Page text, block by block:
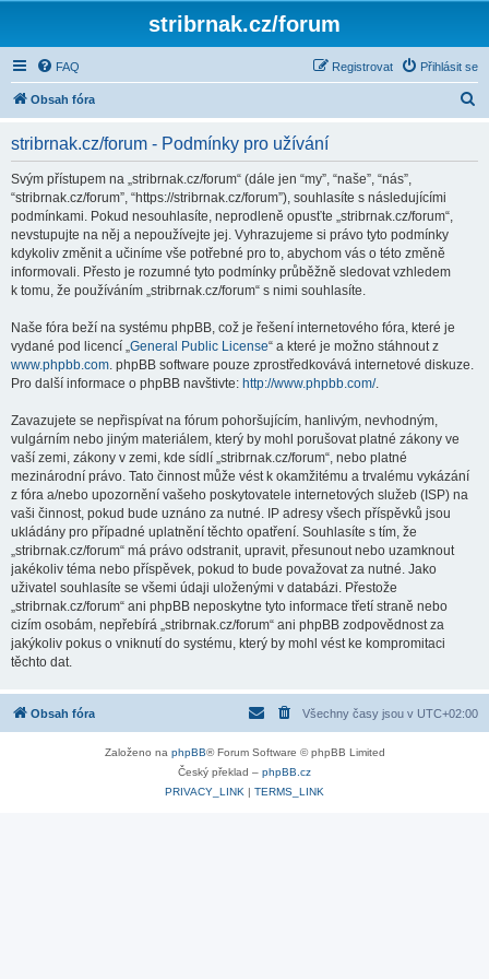
stribrnak.cz/forum
FAQ Přihlásit se
Registrovat
Obsah fóra
stribrnak.cz/forum - Podmínky pro užívání
Svým přístupem na „stribrnak.cz/forum“ (dále jen “my”, “naše”, “nás”,
“stribrnak.cz/forum”, “https://stribrnak.cz/forum”), souhlasíte s následujícími
podmínkami. Pokud nesouhlasíte, neprodleně opusťte „stribrnak.cz/forum“,
nevstupujte na něj a nepoužívejte jej. Vyhrazujeme si právo tyto podmínky
kdykoliv změnit a učiníme vše potřebné pro to, abychom vás o této změně
informovali. Přesto je rozumné tyto podmínky průběžně sledovat vzhledem
k tomu, že používáním „stribrnak.cz/forum“ s nimi souhlasíte.
Naše fóra beží na systému phpBB, což je řešení internetového fóra, které je
vydané pod licencí „General Public License“ a které je možno stáhnout z
www.phpbb.com. phpBB software pouze zprostředkovává internetové diskuze.
Pro další informace o phpBB navštivte: http://www.phpbb.com/.
Zavazujete se nepřispívat na fórum pohoršujícím, hanlivým, nevhodným,
vulgárním nebo jiným materiálem, který by mohl porušovat platné zákony ve
vaší zemi, zákony v zemi, kde sídlí „stribrnak.cz/forum“, nebo platné
mezinárodní právo. Tato činnost může vést k okamžitému a trvalému vykázání
z fóra a/nebo upozornění vašeho poskytovatele internetových služeb (ISP) na
vaši činnost, pokud bude uznáno za nutné. IP adresy všech příspěvků jsou
ukládány pro případné uplatnění těchto opatření. Souhlasíte s tím, že
„stribrnak.cz/forum“ má právo odstranit, upravit, přesunout nebo uzamknout
jakékoliv téma nebo příspěvek, pokud to bude považovat za nutné. Jako
uživatel souhlasíte se všemi údaji uloženými v databázi. Přestože
„stribrnak.cz/forum“ ani phpBB neposkytne tyto informace třetí straně nebo
cizím osobám, nepřebírá „stribrnak.cz/forum“ ani phpBB zodpovědnost za
jakýkoliv pokus o vniknutí do systému, který by mohl vést ke kompromitaci
těchto dat.
Obsah fóra Všechny časy jsou v UTC+02:00
Založeno na phpBB® Forum Software © phpBB Limited
Český překlad – phpBB.cz
PRIVACY_LINK | TERMS_LINK